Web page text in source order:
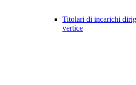
Titolari di incarichi
vertice